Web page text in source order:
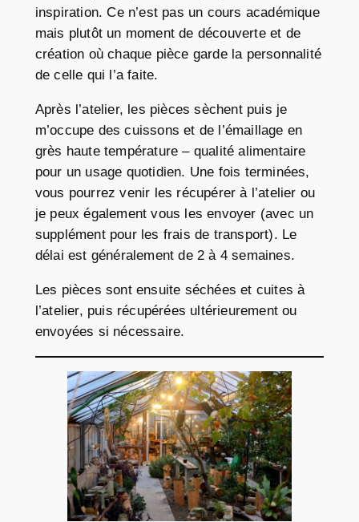
inspiration. Ce n’est pas un cours académique
mais plutôt un moment de découverte et de
création où chaque pièce garde la personnalité
de celle qui l’a faite.
Après l’atelier, les pièces sèchent puis je
m’occupe des cuissons et de l’émaillage en
grès haute température – qualité alimentaire
pour un usage quotidien. Une fois terminées,
vous pourrez venir les récupérer à l’atelier ou
je peux également vous les envoyer (avec un
supplément pour les frais de transport). Le
délai est généralement de 2 à 4 semaines.
Les pièces sont ensuite séchées et cuites à
l’atelier, puis récupérées ultérieurement ou
envoyées si nécessaire.